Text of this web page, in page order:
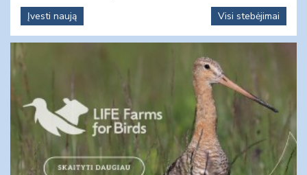
Įvesti naują
Visi stebėjimai